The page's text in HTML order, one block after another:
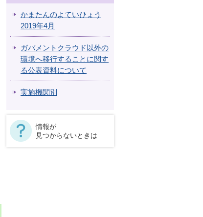
かまたんのよていひょう
2019年4月
ガバメントクラウド以外の
環境へ移行することに関す
る公表資料について
実施機関別
情報が
見つからないときは